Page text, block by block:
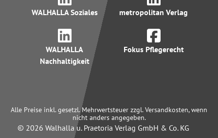
WALHALLA Soziales metropolitan Verlag
WALHALLA
Nachhaltigkeit
Fokus Pflegerecht
Alle Preise inkl. gesetzl. Mehrwertsteuer zzgl. Versandkosten, wenn
nicht anders angegeben.
© 2026 Walhalla u. Praetoria Verlag GmbH & Co. KG